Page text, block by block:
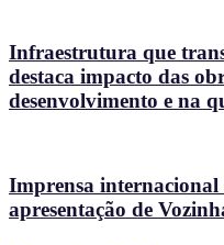
Infraestrutura que
destaca impacto das
desenvolvimento e na
Imprensa internacional
apresentação de